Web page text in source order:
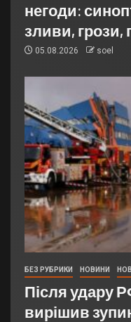
негоди:
зливи, грози,
05.08.2026 soel
БЕЗ РУБРИКИ НОВИНИ
Після удару
вирішив